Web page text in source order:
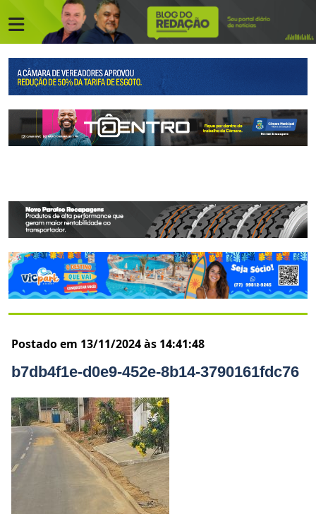
Postado em 13/11/2024 às 14:41:48
b7db4f1e-d0e9-452e-8b14-3790161fdc76